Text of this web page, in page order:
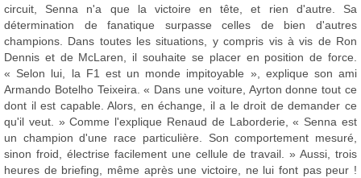
circuit, Senna n'a que la victoire en tête, et rien d'autre. Sa
détermination de fanatique surpasse celles de bien d'autres
champions. Dans toutes les situations, y compris vis à vis de Ron
Dennis et de McLaren, il souhaite se placer en position de force.
« Selon lui, la F1 est un monde impitoyable », explique son ami
Armando Botelho Teixeira. « Dans une voiture, Ayrton donne tout ce
dont il est capable. Alors, en échange, il a le droit de demander ce
qu'il veut. » Comme l'explique Renaud de Laborderie, « Senna est
un champion d'une race particulière. Son comportement mesuré,
sinon froid, électrise facilement une cellule de travail. » Aussi, trois
heures de briefing, même après une victoire, ne lui font pas peur !